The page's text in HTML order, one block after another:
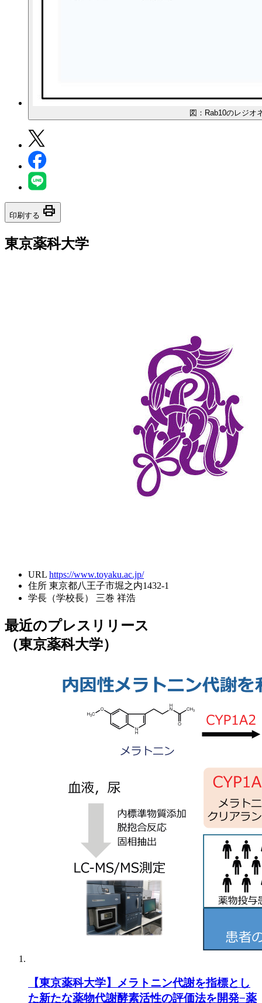
図：Rab10のレジオ
印刷する print
東京薬科大学
URL https://www.toyaku.ac.jp/
住所 東京都八王子市堀之内1432-1
学長（学校長）
三巻 祥浩
最近のプレスリリース
（東京薬科大学）
【東京薬科大学】メラトニン代謝を指標とし
た新たな薬物代謝酵素活性の評価法を開発−薬